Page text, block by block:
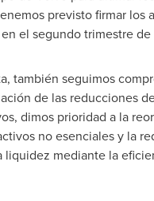
previsto firmar los
el segundo trimestre
también seguimos
de las reducciones
dimos prioridad a la
no esenciales y la
liquidez mediante la